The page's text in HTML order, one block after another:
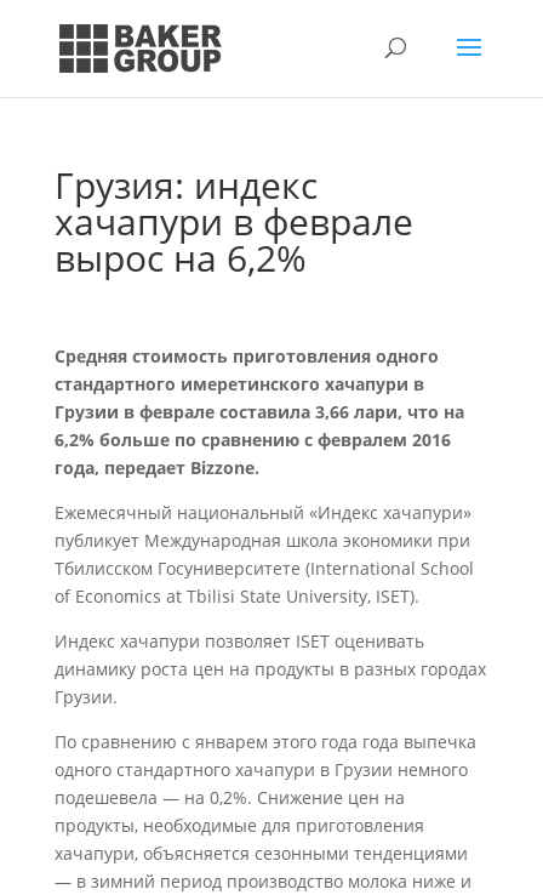
Грузия: индекс
хачапури в феврале
вырос на 6,2%
Средняя стоимость приготовления одного
стандартного имеретинского хачапури в
Грузии в феврале составила 3,66 лари, что на
6,2% больше по сравнению с февралем 2016
года, передает Bizzone.
Ежемесячный национальный «Индекс хачапури»
публикует Международная школа экономики при
Тбилисском Госуниверситете (International School
of Economics at Tbilisi State University, ISET).
Индекс хачапури позволяет ISET оценивать
динамику роста цен на продукты в разных городах
Грузии.
По сравнению с январем этого года года выпечка
одного стандартного хачапури в Грузии немного
подешевела — на 0,2%. Снижение цен на
продукты, необходимые для приготовления
хачапури, объясняется сезонными тенденциями
— в зимний период производство молока ниже и